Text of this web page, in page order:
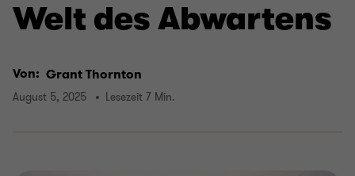
Welt des Abwartens
Von: Grant Thornton
August 5, 2025 Lesezeit 7 Min.